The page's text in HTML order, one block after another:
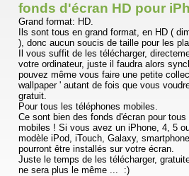
fonds d'écran HD pour
Grand format: HD.
Ils sont tous en grand format, en HD (
), donc aucun soucis de taille pour les
Il vous suffit de les télécharger,
votre ordinateur, juste il faudra alors
pouvez même vous faire une petite
wallpaper ' autant de fois que vous
gratuit.
Pour tous les téléphones mobiles.
Ce sont bien des fonds d'écran pour
mobiles ! Si vous avez un iPhone, 4, 5
modèle iPod, iTouch, Galaxy,
pourront être installés sur votre écran.
Juste le temps de les télécharger,
ne sera plus le même ... :)